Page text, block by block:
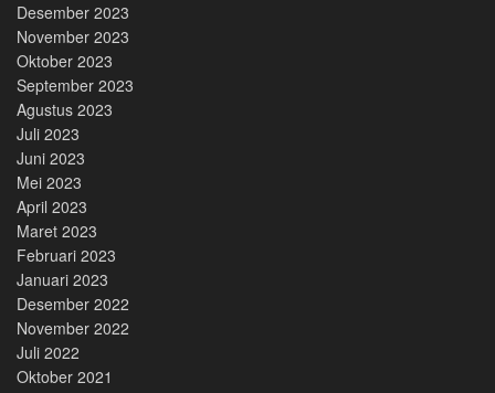
Desember 2023
November 2023
Oktober 2023
September 2023
Agustus 2023
Juli 2023
Juni 2023
Mei 2023
April 2023
Maret 2023
Februari 2023
Januari 2023
Desember 2022
November 2022
Juli 2022
Oktober 2021